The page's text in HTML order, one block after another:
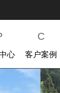
心
C
客户案例